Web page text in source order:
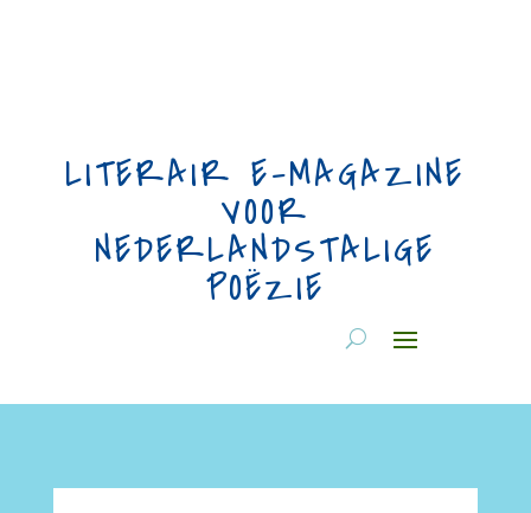
LITERAIR E-MAGAZINE
VOOR
NEDERLANDSTALIGE
POËZIE